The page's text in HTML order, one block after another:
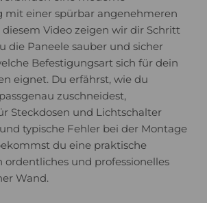
mit einer spürbar angenehmeren
Video zeigen wir dir Schritt
die Paneele sauber und sicher
Befestigungsart sich für dein
eignet. Du erfährst, wie du
zuschneidest,
Steckdosen und Lichtschalter
typische Fehler bei der Montage
du eine praktische
und professionelles
Wand.